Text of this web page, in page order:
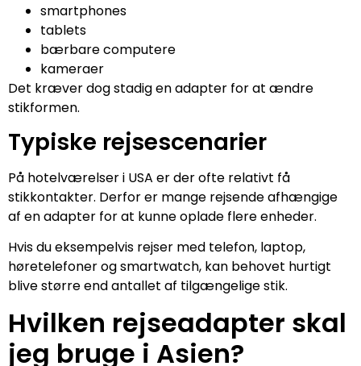
smartphones
tablets
bærbare computere
kameraer
Det kræver dog stadig en adapter for at ændre
stikformen.
Typiske rejsescenarier
På hotelværelser i USA er der ofte relativt få
stikkontakter. Derfor er mange rejsende afhængige
af en adapter for at kunne oplade flere enheder.
Hvis du eksempelvis rejser med telefon, laptop,
høretelefoner og smartwatch, kan behovet hurtigt
blive større end antallet af tilgængelige stik.
Hvilken rejseadapter skal
jeg bruge i Asien?